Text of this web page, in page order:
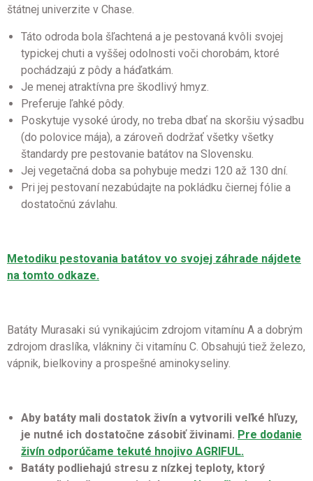
štátnej univerzite v Chase.
Táto odroda bola šľachtená a je pestovaná kvôli svojej
typickej chuti a vyššej odolnosti voči chorobám, ktoré
pochádzajú z pôdy a háďatkám.
Je menej atraktívna pre škodlivý hmyz.
Preferuje ľahké pôdy.
Poskytuje vysoké úrody, no treba dbať na skoršiu výsadbu
(do polovice mája), a zároveň dodržať všetky všetky
štandardy pre pestovanie batátov na Slovensku.
Jej vegetačná doba sa pohybuje medzi 120 až 130 dní.
Pri jej pestovaní nezabúdajte na pokládku čiernej fólie a
dostatočnú závlahu.
Metodiku pestovania batátov vo svojej záhrade nájdete
na tomto odkaze.
Batáty Murasaki sú vynikajúcim zdrojom vitamínu A a dobrým
zdrojom draslíka, vlákniny či vitamínu C. Obsahujú tiež železo,
vápnik, bielkoviny a prospešné aminokyseliny.
Aby batáty mali dostatok živín a vytvorili veľké hľuzy,
je nutné ich dostatočne zásobiť živinami. Pre dodanie
živín odporúčame tekuté hnojivo AGRIFUL.
Batáty podliehajú stresu z nízkej teploty, ktorý